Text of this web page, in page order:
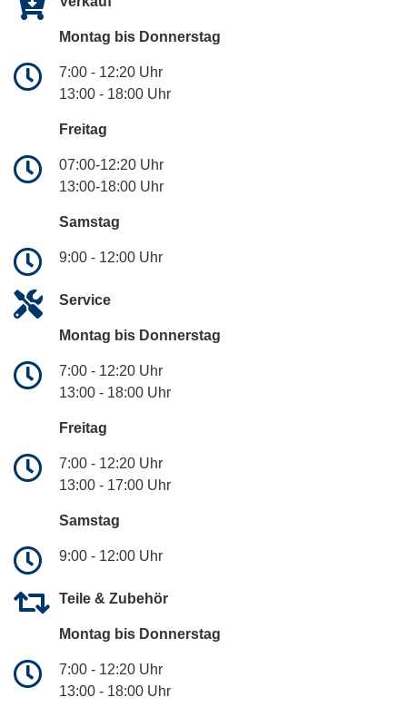
Montag bis Donnerstag
7:00 - 12:20 Uhr
13:00 - 18:00 Uhr
Freitag
07:00-12:20 Uhr
13:00-18:00 Uhr
Samstag
9:00 - 12:00 Uhr
Service
Montag bis Donnerstag
7:00 - 12:20 Uhr
13:00 - 18:00 Uhr
Freitag
7:00 - 12:20 Uhr
13:00 - 17:00 Uhr
Samstag
9:00 - 12:00 Uhr
Teile & Zubehör
Montag bis Donnerstag
7:00 - 12:20 Uhr
13:00 - 18:00 Uhr